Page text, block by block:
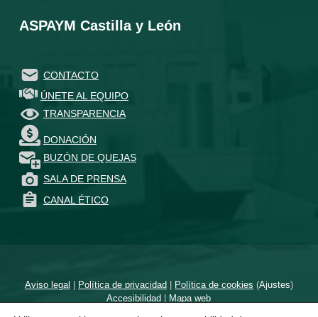
ASPAYM Castilla y León
CONTACTO
ÚNETE AL EQUIPO
TRANSPARENCIA
DONACIÓN
BUZÓN DE QUEJAS
SALA DE PRENSA
CANAL ÉTICO
Aviso legal | Política de privacidad| Política de cookies (Ajustes)
Accesibilidad | Mapa web